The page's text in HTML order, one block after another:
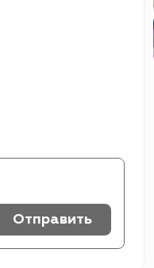
Отправить